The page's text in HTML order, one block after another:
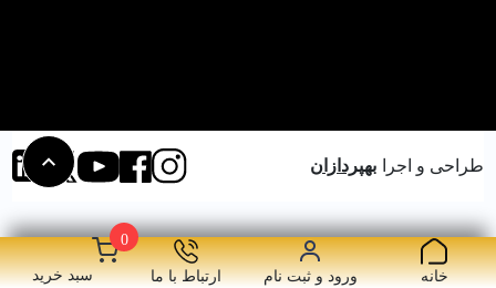
خانه ورود و ثبت نام ارتباط با ما
0
سبد خرید
طراحی و اجرا بهپردازان